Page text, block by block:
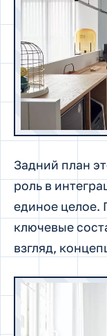
Задний план
роль в
единое целое.
ключевые
взгляд,